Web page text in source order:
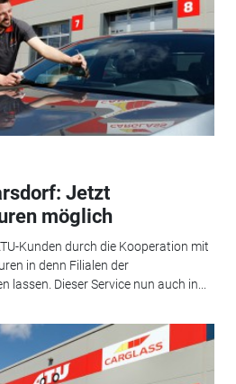
Jetzt
möglich
Kunden durch die Kooperation mit
in denn Filialen der
Dieser Service nun auch in...